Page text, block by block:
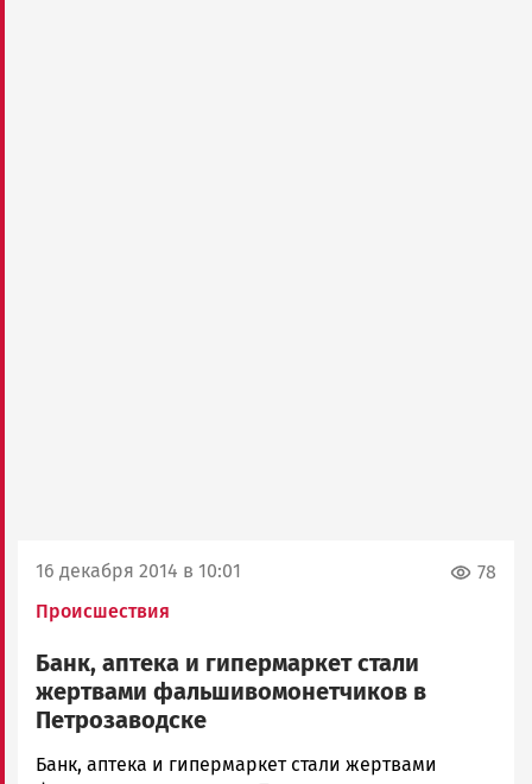
16 декабря 2014 в 10:01
Происшествия
78
Банк, аптека и гипермаркет стали
жертвами фальшивомонетчиков в
Петрозаводске
admintimur
Банк, аптека и гипермаркет стали жертвами